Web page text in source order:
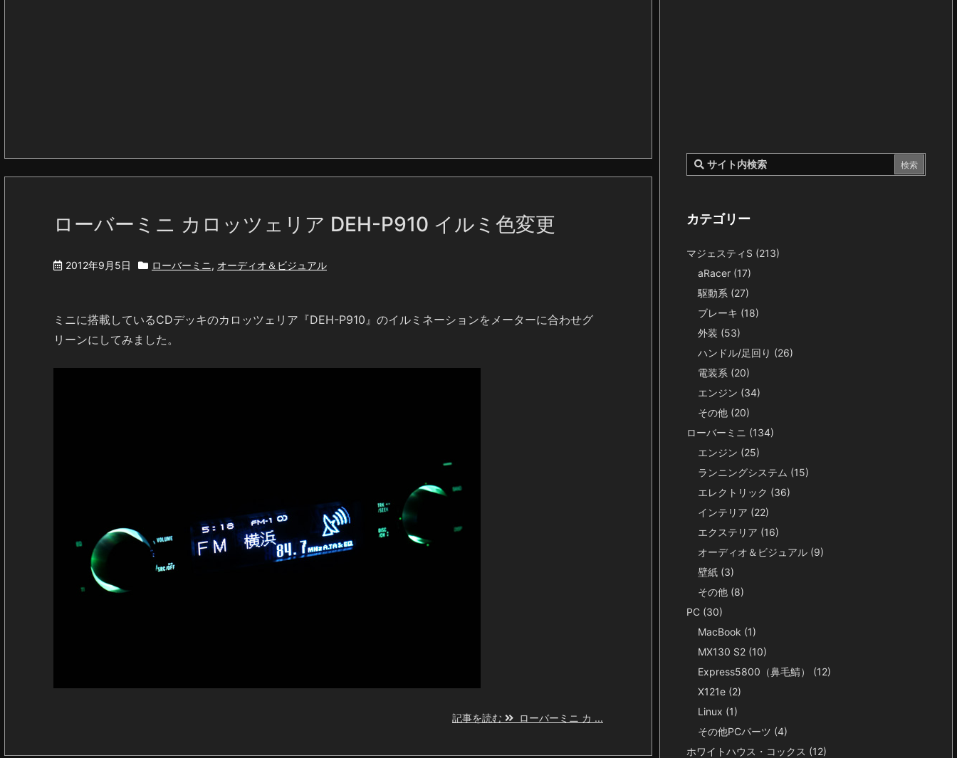
ローバーミニ カロッツェリア DEH-P910 イルミ色変更
2012年9月5日 ローバーミニ, オーディオ＆ビジュアル
ミニに搭載しているCDデッキのカロッツェリア『DEH-P910』のイルミネーションをメーターに合わせグ
リーンにしてみました。
記事を読む ローバーミニ カ ...
カテゴリー
マジェスティS (213)
aRacer (17)
駆動系 (27)
ブレーキ (18)
外装 (53)
ハンドル/足回り (26)
電装系 (20)
エンジン (34)
その他 (20)
ローバーミニ (134)
エンジン (25)
ランニングシステム (15)
エレクトリック (36)
インテリア (22)
エクステリア (16)
オーディオ＆ビジュアル (9)
壁紙 (3)
その他 (8)
PC (30)
MacBook (1)
MX130 S2 (10)
Express5800（鼻毛鯖） (12)
X121e (2)
Linux (1)
その他PCパーツ (4)
ホワイトハウス・コックス (12)